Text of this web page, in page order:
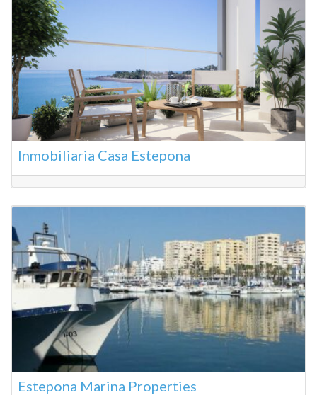
Inmobiliaria Casa Estepona
Estepona Marina Properties